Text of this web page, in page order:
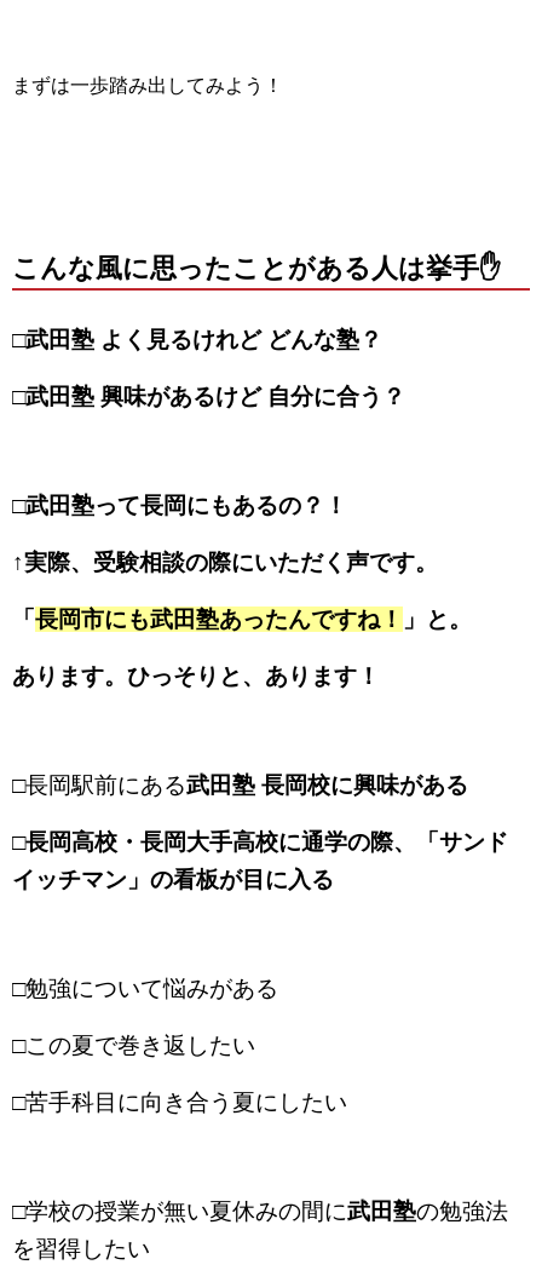
まずは一歩踏み出してみよう！
こんな風に思ったことがある人は挙手✋
□武田塾 よく見るけれど どんな塾？
□武田塾 興味があるけど 自分に合う？
□武田塾って長岡にもあるの？！
↑実際、受験相談の際にいただく声です。
「 長岡市にも武田塾あったんですね！ 」と。
あります。ひっそりと、あります！
□長岡駅前にある武田塾 長岡校に興味がある
□長岡高校・長岡大手高校に通学の際、「サンド
イッチマン」の看板が目に入る
□勉強について悩みがある
□この夏で巻き返したい
□苦手科目に向き合う夏にしたい
□学校の授業が無い夏休みの間に武田塾の勉強法
を習得したい